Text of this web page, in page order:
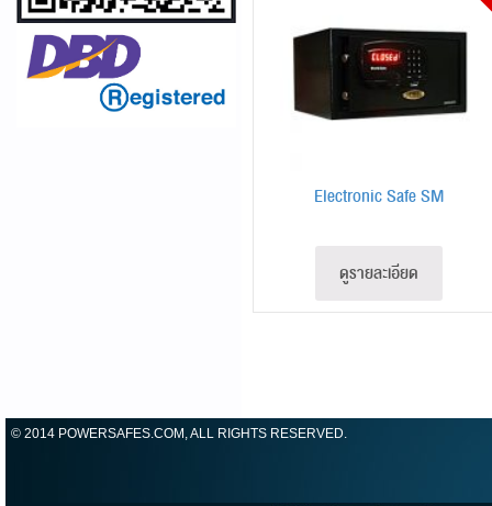
Electronic Safe SM
ดูรายละเอียด
© 2014 POWERSAFES.COM, ALL RIGHTS RESERVED.